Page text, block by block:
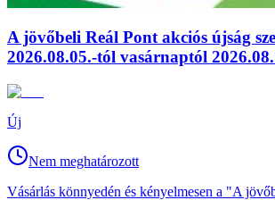
A jövőbeli Reál Pont akciós újság
2026.08.05.-tól vasárnaptól
Új
Nem meghatározott
Vásárlás könnyedén és kényelmesen a "A